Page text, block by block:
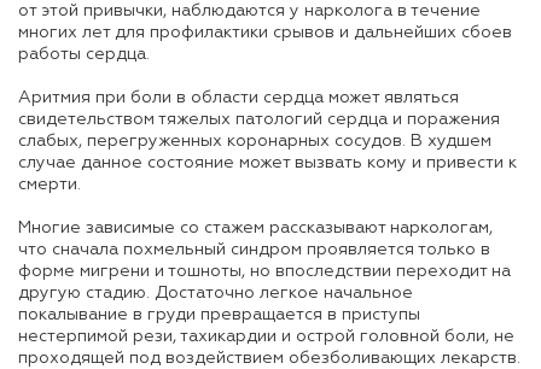
от этой привычки, наблюдаются у нарколога в течение
многих лет для профилактики срывов и дальнейших сбоев
работы сердца.
Аритмия при боли в области сердца может являться
свидетельством тяжелых патологий сердца и поражения
слабых, перегруженных коронарных сосудов. В худшем
случае данное состояние может вызвать кому и привести к
смерти.
Многие зависимые со стажем рассказывают наркологам,
что сначала похмельный синдром проявляется только в
форме мигрени и тошноты, но впоследствии переходит на
другую стадию. Достаточно легкое начальное
покалывание в груди превращается в приступы
нестерпимой рези, тахикардии и острой головной боли, не
проходящей под воздействием обезболивающих лекарств.